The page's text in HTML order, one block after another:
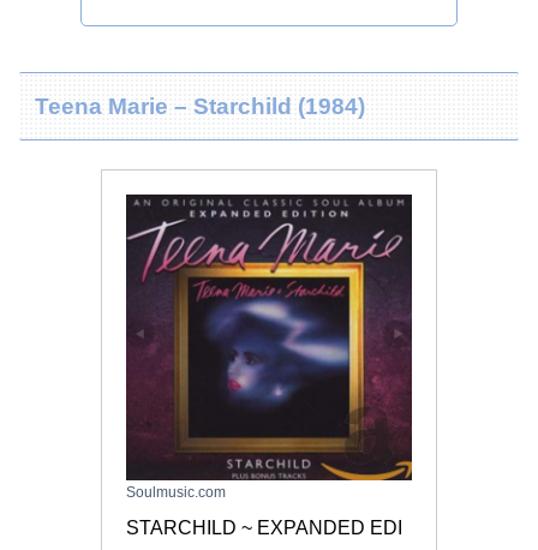
Teena Marie – Starchild (1984)
Soulmusic.com
STARCHILD ~ EXPANDED EDI